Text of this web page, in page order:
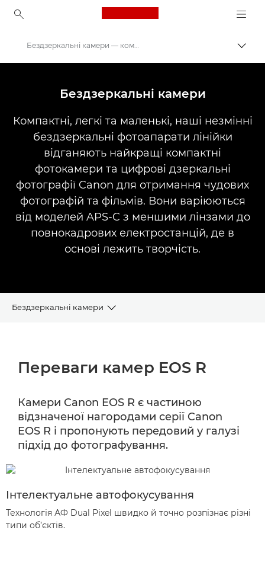
Canon Logo, back to
Цифрові камери
Бездзеркальні камери — компактні системні фотокамери
Бездзеркальні камери
Компактні, легкі та маленькі, наші незмінні
бездзеркальні фотоапарати лінійки
відганяють найкращі компактні
фотокамери та цифрові дзеркальні
фотографії Canon для отримання чудових
фотографій та фільмів. Вони варіюються
від моделей APS-C з меншими лінзами до
повнокадрових електростанцій, де в
основі лежить творчість.
Бездзеркальні камери
ЗАСІБ ВИБОРУ КАМЕРИ
АКСЕСУАРИ EOS R
Переваги камер EOS R
Камери Canon EOS R є частиною
відзначеної нагородами серії Canon
EOS R і пропонують передовий у галузі
підхід до фотографування.
Інтелектуальне автофокусування
Технологія АФ Dual Pixel швидко й точно розпізнає різні
типи об’єктів.